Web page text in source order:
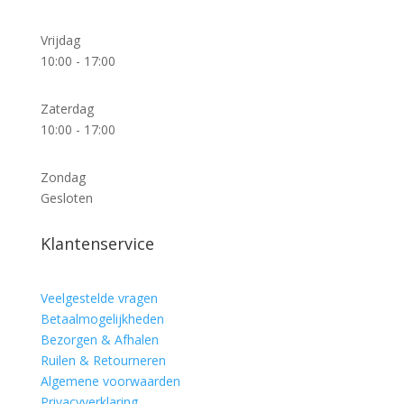
Vrijdag
10:00 - 17:00
Zaterdag
10:00 - 17:00
Zondag
Gesloten
Klantenservice
Veelgestelde vragen
Betaalmogelijkheden
Bezorgen & Afhalen
Ruilen & Retourneren
Algemene voorwaarden